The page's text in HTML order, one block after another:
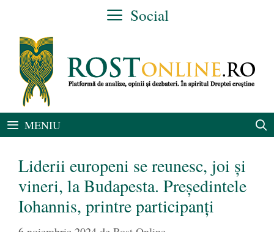
conținut
Social
MENIU
Liderii europeni se reunesc, joi și
vineri, la Budapesta. Președintele
Iohannis, printre participanți